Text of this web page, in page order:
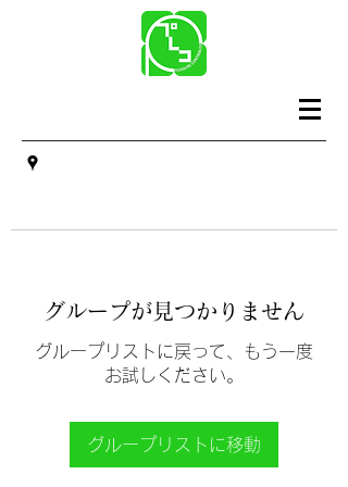
グループが見つかりません
グループリストに戻って、もう一度
お試しください。
グループリストに移動